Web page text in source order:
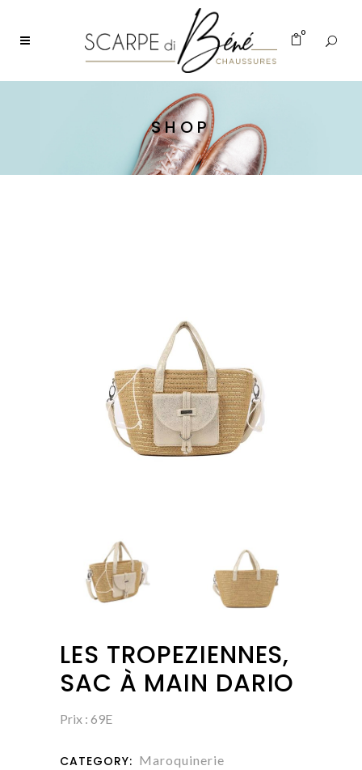
0
SHOP
LES TROPEZIENNES,
SAC À MAIN DARIO
Prix : 69E
CATEGORY: Maroquinerie